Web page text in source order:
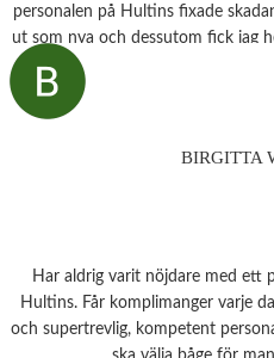
personalen på Hultins fixade
ut som nya och dessutom fick jag
sprillans nytt fodral från samma
fantastisk service! Kommer
BIRGITTA
Har aldrig varit nöjdare med ett
Hultins. Får komplimanger varje
och supertrevlig, kompetent